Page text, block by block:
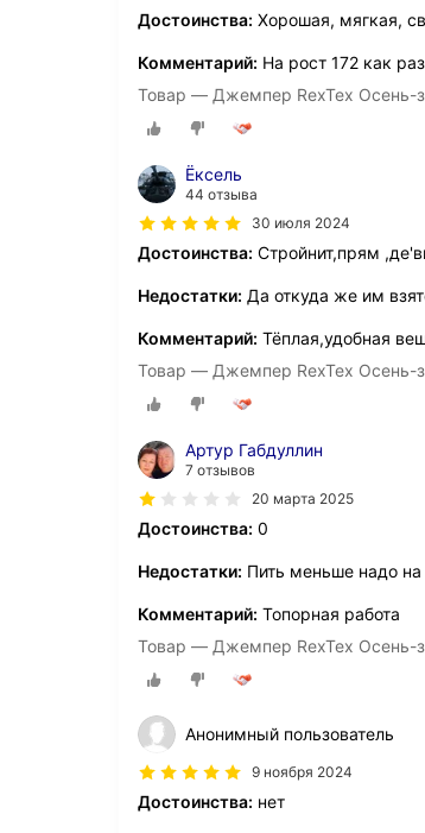
Достоинства: Хорошая, мягкая,
Комментарий: На рост 172 как
Товар — Джемпер RexTex Осень-
Ёксель
44 отзыва
30 июля 2024
Достоинства: Стройнит,прям
Недостатки: Да откуда же им
Комментарий: Тёплая,удобная
Товар — Джемпер RexTex Осень-
Артур Габдуллин
7 отзывов
20 марта 2025
Достоинства: 0
Недостатки: Пить меньше надо на
Комментарий: Топорная работа
Товар — Джемпер RexTex Осень-
Анонимный пользователь
9 ноября 2024
Достоинства: нет